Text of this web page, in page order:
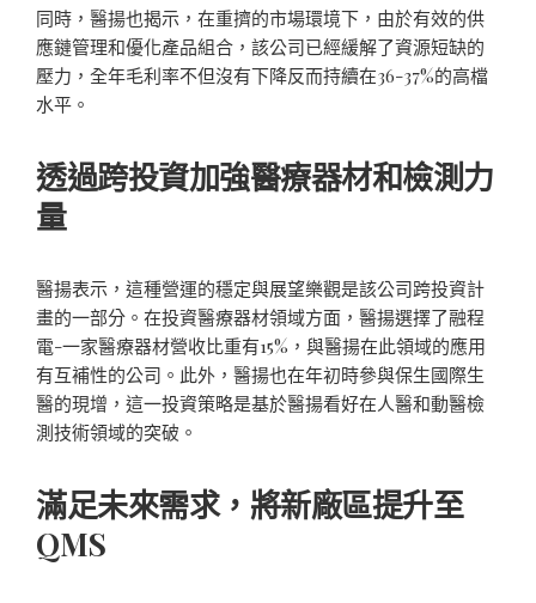
同時，醫揚也揭示，在重擠的市場環境下，由於有效的供
應鏈管理和優化產品組合，該公司已經緩解了資源短缺的
壓力，全年毛利率不但沒有下降反而持續在36-37%的高檔
水平。
透過跨投資加強醫療器材和檢測力
量
醫揚表示，這種營運的穩定與展望樂觀是該公司跨投資計
畫的一部分。在投資醫療器材領域方面，醫揚選擇了融程
電-一家醫療器材營收比重有15%，與醫揚在此領域的應用
有互補性的公司。此外，醫揚也在年初時參與保生國際生
醫的現增，這一投資策略是基於醫揚看好在人醫和動醫檢
測技術領域的突破。
滿足未來需求，將新廠區提升至
QMS